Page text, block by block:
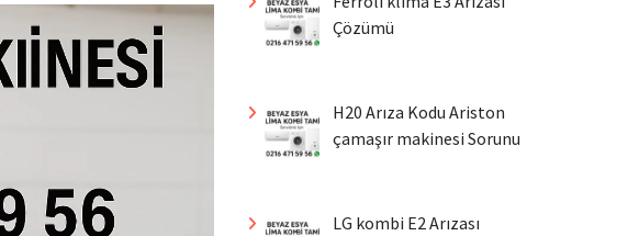
Çözümü
H20 Arıza Kodu Ariston
çamaşır makinesi Sorunu
LG kombi E2 Arızası